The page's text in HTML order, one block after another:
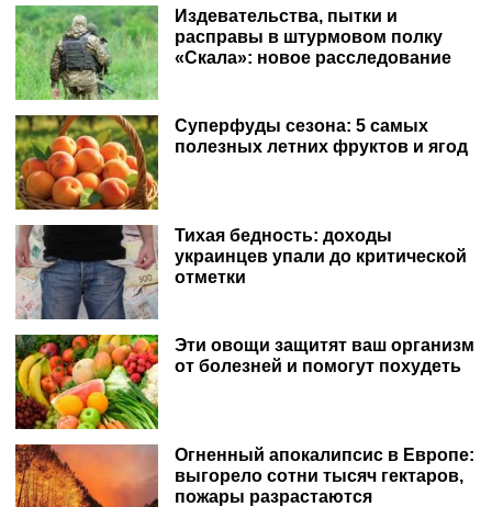
Издевательства, пытки и
расправы в штурмовом полку
«Скала»: новое расследование
Суперфуды сезона: 5 самых
полезных летних фруктов и ягод
Тихая бедность: доходы
украинцев упали до критической
отметки
Эти овощи защитят ваш организм
от болезней и помогут похудеть
Огненный апокалипсис в Европе:
выгорело сотни тысяч гектаров,
пожары разрастаются